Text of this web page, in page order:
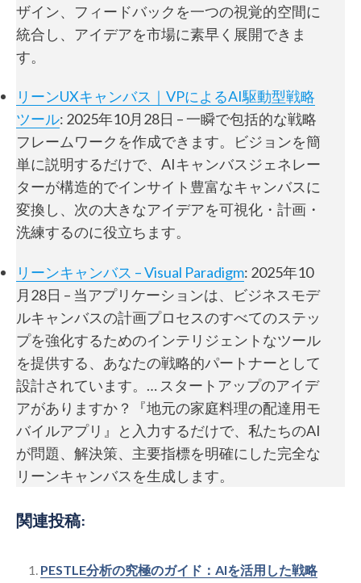
ザイン、フィードバックを一つの視覚的空間に
統合し、アイデアを市場に素早く展開できま
す。
リーンUXキャンバス｜VPによるAI駆動型戦略
ツール: 2025年10月28日 – 一瞬で包括的な戦略
フレームワークを作成できます。ビジョンを簡
単に説明するだけで、AIキャンバスジェネレー
ターが構造的でインサイト豊富なキャンバスに
変換し、次の大きなアイデアを可視化・計画・
洗練するのに役立ちます。
リーンキャンバス – Visual Paradigm: 2025年10
月28日 – 当アプリケーションは、ビジネスモデ
ルキャンバスの計画プロセスのすべてのステッ
プを強化するためのインテリジェントなツール
を提供する、あなたの戦略的パートナーとして
設計されています。… スタートアップのアイデ
アがありますか？『地元の家庭料理の配達用モ
バイルアプリ』と入力するだけで、私たちのAI
が問題、解決策、主要指標を明確にした完全な
リーンキャンバスを生成します。
関連投稿:
PESTLE分析の究極のガイド：AIを活用した戦略